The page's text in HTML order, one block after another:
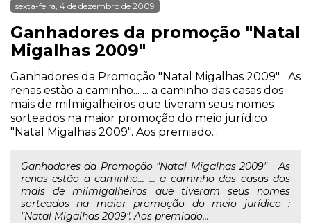
sexta-feira, 4 de dezembro de 2009
Ganhadores da promoção "Natal
Migalhas 2009"
Ganhadores da Promoção "Natal Migalhas 2009" As
renas estão a caminho... ... a caminho das casas dos
mais de milmigalheiros que tiveram seus nomes
sorteados na maior promoção do meio jurídico :
"Natal Migalhas 2009". Aos premiado...
Ganhadores da Promoção "Natal Migalhas 2009" As
renas estão a caminho... ... a caminho das casas dos
mais de milmigalheiros que tiveram seus nomes
sorteados na maior promoção do meio jurídico :
"Natal Migalhas 2009". Aos premiado...